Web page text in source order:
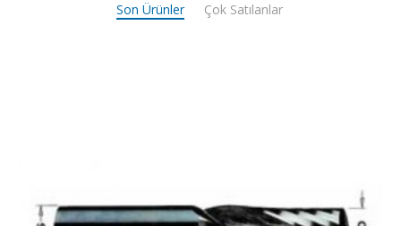
Son Ürünler Çok Satılanlar